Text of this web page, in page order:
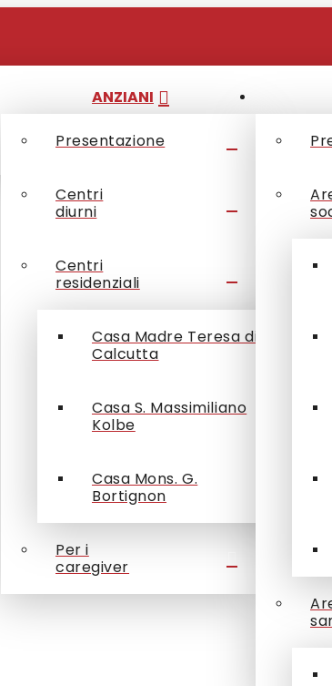
ANZIANI
Presentazione
Centri
diurni
Centri
residenziali
Casa Madre Teresa di
Calcutta
Casa S. Massimiliano
Kolbe
Casa Mons. G.
Bortignon
Per i
caregiver